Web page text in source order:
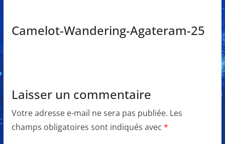
Camelot-Wandering-Agateram-25
Laisser un commentaire
Votre adresse e-mail ne sera pas publiée. Les
champs obligatoires sont indiqués avec *